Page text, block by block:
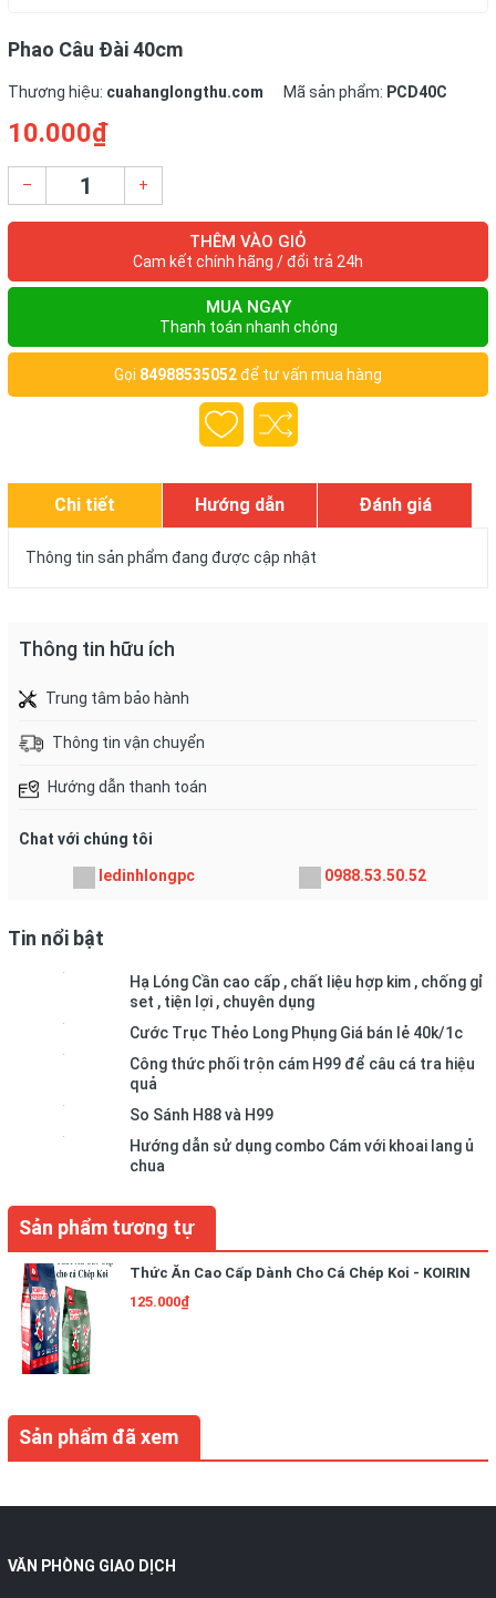
Phao Câu Đài 40cm
Thương hiệu: cuahanglongthu.com Mã sản phẩm: PCD40C
10.000₫
– +
THÊM VÀO GIỎ
Cam kết chính hãng / đổi trả 24h
MUA NGAY
Thanh toán nhanh chóng
Gọi 84988535052để tư vấn mua hàng
Chi tiết Hướng dẫn Đánh giá
Thông tin sản phẩm đang được cập nhật
Thông tin hữu ích
Trung tâm bảo hành
Thông tin vận chuyển
Hướng dẫn thanh toán
Chat với chúng tôi
ledinhlongpc 0988.53.50.52
Tin nổi bật
Hạ Lóng Cần cao cấp , chất liệu hợp kim , chống gỉ
set , tiện lợi , chuyên dụng
Cước Trục Thẻo Long Phụng Giá bán lẻ 40k/1c
Công thức phối trộn cám H99 để câu cá tra hiệu
quả
So Sánh H88 và H99
Hướng dẫn sử dụng combo Cám với khoai lang ủ
chua
Sản phẩm tương tự
Thức Ăn Cao Cấp Dành Cho Cá Chép Koi - KOIRIN
125.000₫
Sản phẩm đã xem
VĂN PHÒNG GIAO DỊCH